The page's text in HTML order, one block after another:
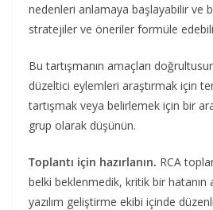
nedenleri anlamaya başlayabilir ve
stratejiler ve öneriler formüle
Bu tartışmanın amaçları
düzeltici eylemleri araştırmak için
tartışmak veya belirlemek için bir
grup olarak düşünün.
Toplantı için hazırlanın. RCA
belki beklenmedik, kritik bir hatanın
yazılım geliştirme ekibi içinde